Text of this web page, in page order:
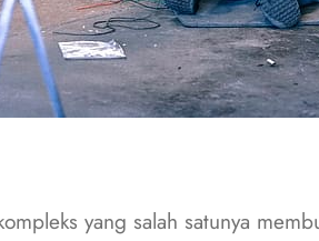
yang salah satunya